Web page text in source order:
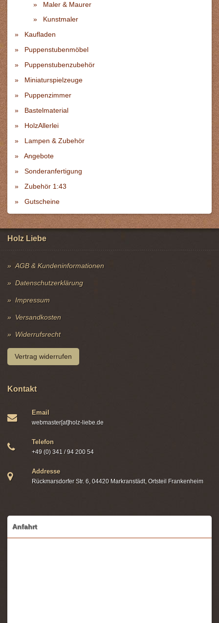
Maler & Maurer
Kunstmaler
Kaufladen
Puppenstubenmöbel
Puppenstubenzubehör
Miniaturspielzeuge
Puppenzimmer
Bastelmaterial
HolzAllerlei
Lampen & Zubehör
Angebote
Sonderanfertigung
Zubehör 1:43
Gutscheine
Holz Liebe
AGB & Kundeninformationen
Datenschutzerklärung
Impressum
Versandkosten
Widerrufsrecht
Vertrag widerrufen
Kontakt
Email
webmaster[at]holz-liebe.de
Telefon
+49 (0) 341 / 94 200 54
Addresse
Rückmarsdorfer Str. 6, 04420 Markranstädt, Ortsteil Frankenheim
Anfahrt